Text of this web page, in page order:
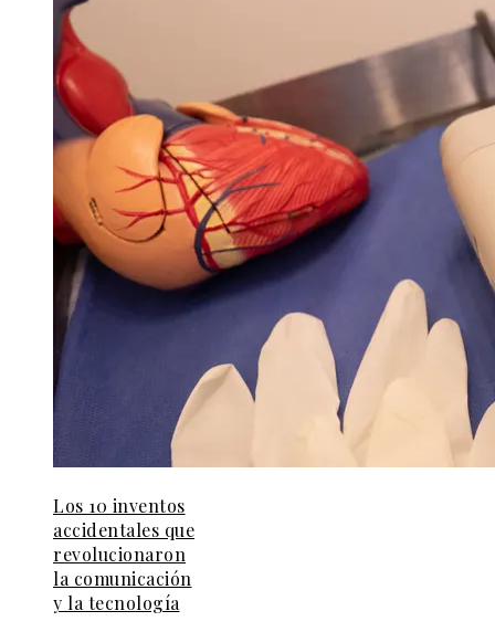
Los 10 inventos
accidentales que
revolucionaron
la comunicación
y la tecnología